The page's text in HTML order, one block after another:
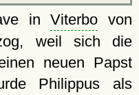
inViterbo von
weil sich die
neuen Papst
Philippus als